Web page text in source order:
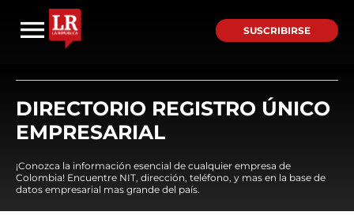
SUSCRIBIRSE
DIRECTORIO REGISTRO ÚNICO
EMPRESARIAL
¡Conozca la información esencial de cualquier empresa de
Colombia! Encuentre NIT, dirección, teléfono, y mas en la base de
datos empresarial mas grande del país.